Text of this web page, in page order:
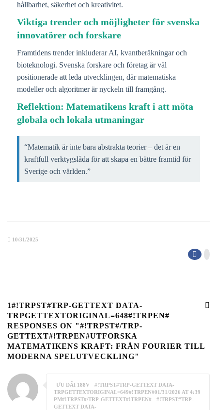
hållbarhet, säkerhet och kreativitet.
Viktiga trender och möjligheter för svenska
innovatörer och forskare
Framtidens trender inkluderar AI, kvantberäkningar och
bioteknologi. Svenska forskare och företag är väl
positionerade att leda utvecklingen, där matematiska
modeller och algoritmer är nyckeln till framgång.
Reflektion: Matematikens kraft i att möta
globala och lokala utmaningar
“Matematik är inte bara abstrakta teorier – det är en
kraftfull verktygslåda för att skapa en bättre framtid för
Sverige och världen.”
10/31/2025
1#!TRPST#TRP-GETTEXT DATA-
TRPGETTEXTORIGINAL=648#!TRPEN#
RESPONSES ON "#!TRPST#/TRP-
GETTEXT#!TRPEN#UTFORSKA
MATEMATIKENS KRAFT: FRÅN FOURIER TILL
MODERNA SPELUTVECKLING"
ƯU ĐÃI 188V
#!TRPST#TRP-GETTEXT DATA-
TRPGETTEXTORIGINAL=649#!TRPEN#01/31/2026 AT 4:39
PM#!TRPST#/TRP-GETTEXT#!TRPEN#
#!TRPST#TRP-
GETTEXT DATA-